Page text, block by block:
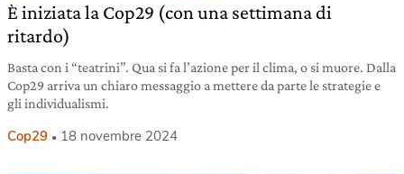
È iniziata la Cop29 (con una settimana di
ritardo)
Basta con i “teatrini”. Qua si fa l’azione per il clima, o si muore. Dalla
Cop29 arriva un chiaro messaggio a mettere da parte le strategie e
gli individualismi.
Cop29 18 novembre 2024